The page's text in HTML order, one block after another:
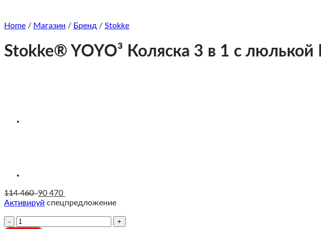
Home / Магазин / Бренд / Stokke
Stokke® YOYO³ Коляска 3 в 1 с
114 460 90 470
Активируй спецпредложение
Количество